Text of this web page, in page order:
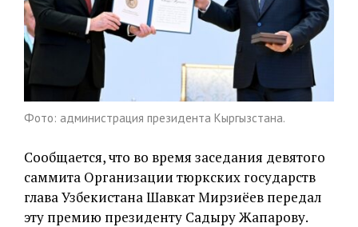
Фото: администрация президента Кыргызстана.
Сообщается, что во время заседания девятого
саммита Организации тюркских государств
глава Узбекистана Шавкат Мирзиёев передал
эту премию президенту Садыру Жапарову.